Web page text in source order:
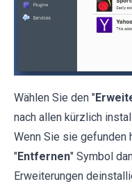
Wählen Sie den "
nach allen kürzlich
Wenn Sie sie gefunden
"Entfernen" Symbol
Erweiterungen